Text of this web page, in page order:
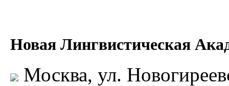
Новая Лингвистическая
Москва, ул.